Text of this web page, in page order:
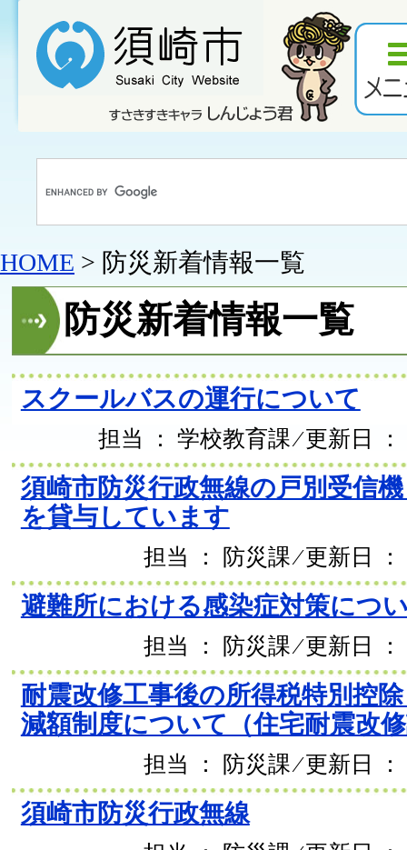
HOME > 防災新着情報一覧
防災新着情報一覧
スクールバスの運行について
担当 ： 学校教育課 ⁄ 更新日
須崎市防災行政無線の戸別受信
を貸与しています
担当 ： 防災課 ⁄ 更新日
避難所における感染症対策につ
担当 ： 防災課 ⁄ 更新日
耐震改修工事後の所得税特別控
減額制度について（住宅耐震改
担当 ： 防災課 ⁄ 更新日
須崎市防災行政無線